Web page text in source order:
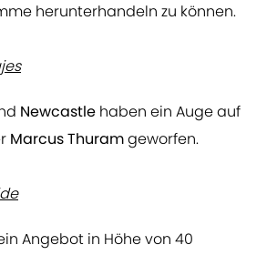
herunterhandeln zu können.
Newcastle haben ein Auge auf
Marcus Thuramgeworfen.
Angebot in Höhe von 40